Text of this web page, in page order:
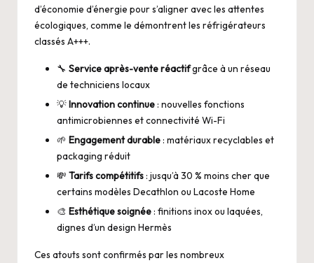
d’économie d’énergie pour s’aligner avec les attentes
écologiques, comme le démontrent les réfrigérateurs
classés A+++.
🔧 Service après-vente réactifgrâce à un réseau
de techniciens locaux
💡Innovation continue: nouvelles fonctions
antimicrobiennes et connectivité Wi-Fi
🌱 Engagement durable: matériaux recyclables et
packaging réduit
💸 Tarifs compétitifs: jusqu’à 30 % moins cher que
certains modèles Decathlon ou Lacoste Home
🎨 Esthétique soignée: finitions inox ou laquées,
dignes d’un design Hermès
Ces atouts sont confirmés par les nombreux